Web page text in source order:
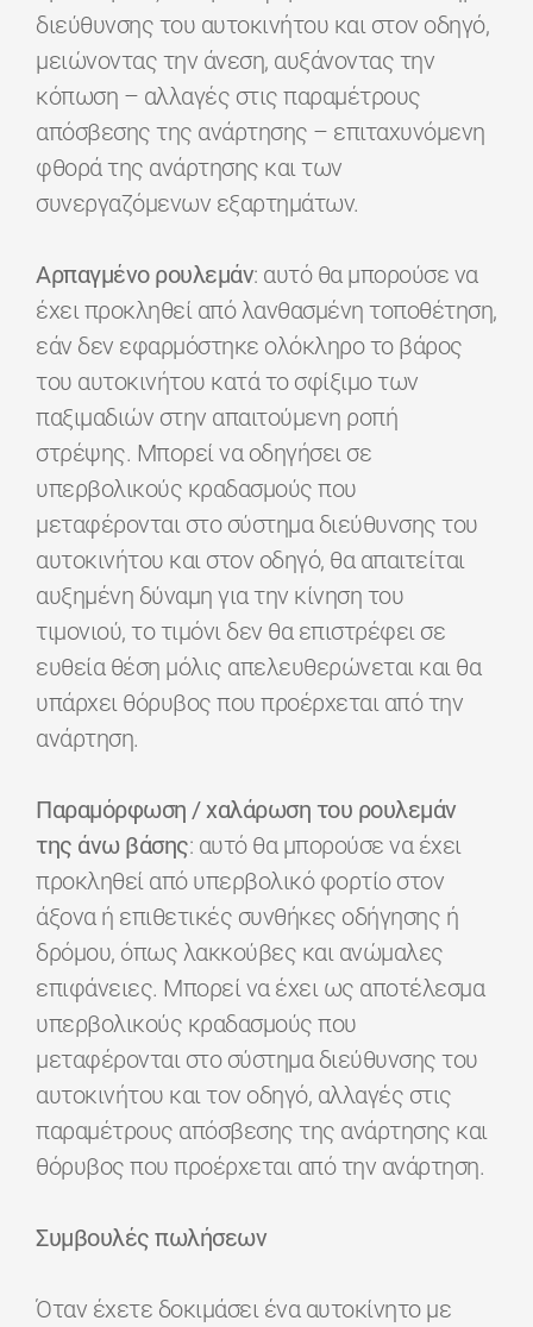
διεύθυνσης του αυτοκινήτου και στον οδηγό,
μειώνοντας την άνεση, αυξάνοντας την
κόπωση – αλλαγές στις παραμέτρους
απόσβεσης της ανάρτησης – επιταχυνόμενη
φθορά της ανάρτησης και των
συνεργαζόμενων εξαρτημάτων.
Αρπαγμένο ρουλεμάν: αυτό θα μπορούσε να
έχει προκληθεί από λανθασμένη τοποθέτηση,
εάν δεν εφαρμόστηκε ολόκληρο το βάρος
του αυτοκινήτου κατά το σφίξιμο των
παξιμαδιών στην απαιτούμενη ροπή
στρέψης. Μπορεί να οδηγήσει σε
υπερβολικούς κραδασμούς που
μεταφέρονται στο σύστημα διεύθυνσης του
αυτοκινήτου και στον οδηγό, θα απαιτείται
αυξημένη δύναμη για την κίνηση του
τιμονιού, το τιμόνι δεν θα επιστρέφει σε
ευθεία θέση μόλις απελευθερώνεται και θα
υπάρχει θόρυβος που προέρχεται από την
ανάρτηση.
Παραμόρφωση / χαλάρωση του ρουλεμάν
της άνω βάσης: αυτό θα μπορούσε να έχει
προκληθεί από υπερβολικό φορτίο στον
άξονα ή επιθετικές συνθήκες οδήγησης ή
δρόμου, όπως λακκούβες και ανώμαλες
επιφάνειες. Μπορεί να έχει ως αποτέλεσμα
υπερβολικούς κραδασμούς που
μεταφέρονται στο σύστημα διεύθυνσης του
αυτοκινήτου και τον οδηγό, αλλαγές στις
παραμέτρους απόσβεσης της ανάρτησης και
θόρυβος που προέρχεται από την ανάρτηση.
Συμβουλές πωλήσεων
Όταν έχετε δοκιμάσει ένα αυτοκίνητο με